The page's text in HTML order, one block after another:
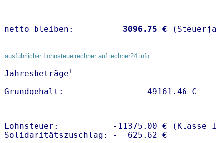
netto bleiben: 3096.75 €
ausführlicher Lohnsteuerrechner auf rechner24.info
Jahresbeträge1
Lohnsteuer:           -11375.00 € (Klasse I)
Solidaritätszuschlag: -  625.62 €